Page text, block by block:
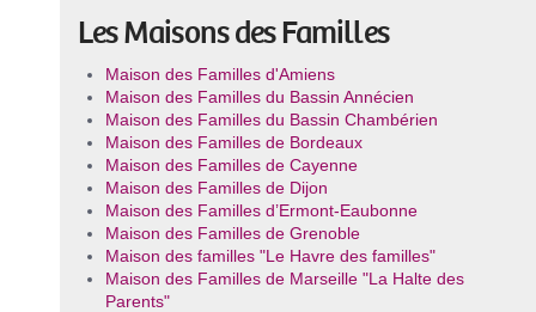
Les Maisons des Familles
Maison des Familles d'Amiens
Maison des Familles du Bassin Annécien
Maison des Familles du Bassin Chambérien
Maison des Familles de Bordeaux
Maison des Familles de Cayenne
Maison des Familles de Dijon
Maison des Familles d’Ermont-Eaubonne
Maison des Familles de Grenoble
Maison des familles "Le Havre des familles"
Maison des Familles de Marseille "La Halte des
Parents"